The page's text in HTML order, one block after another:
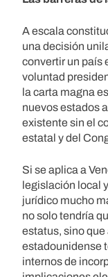
A escala
una decisión
convertir un país
voluntad
la carta magna
nuevos estados
existente sin el
estatal y del
Si se aplica a
legislación local
jurídico mucho
no solo tendría
estatus, sino
estadounidense
internos de